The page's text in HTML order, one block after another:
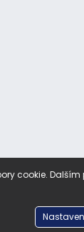
cookie.